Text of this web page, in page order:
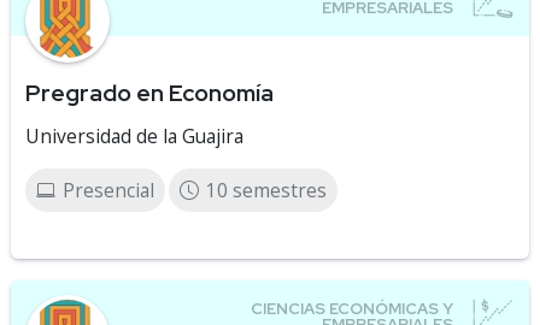
Pregrado en Economía
Universidad de la Guajira
Presencial 10 semestres